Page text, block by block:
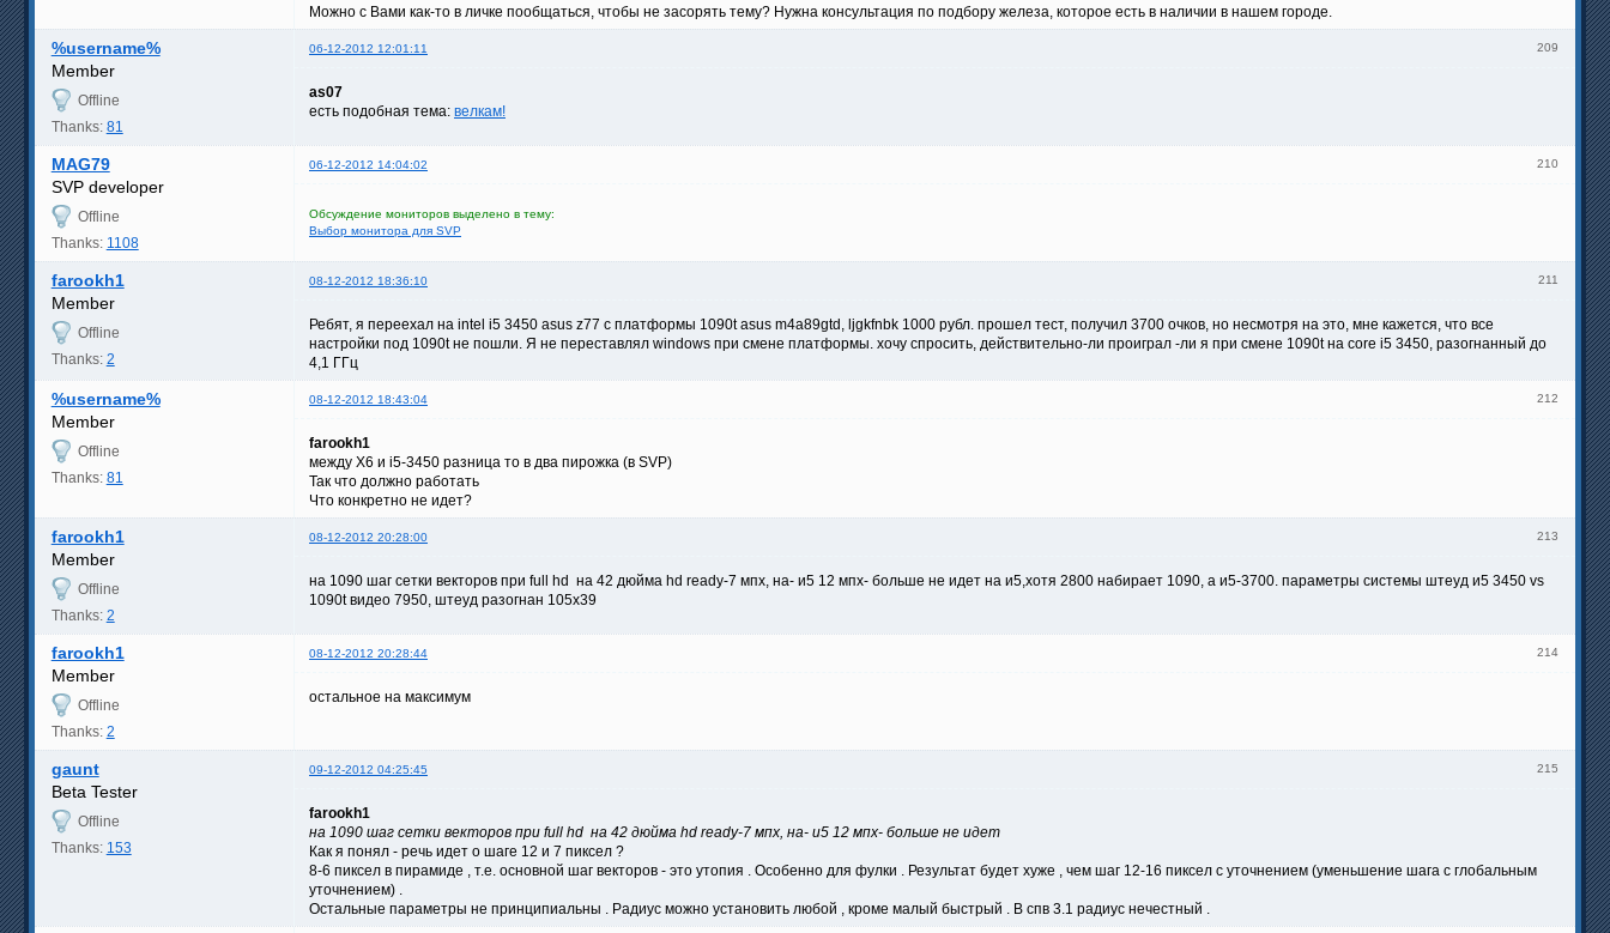
Можно с Вами как-то в личке пообщаться, чтобы не засорять тему? Нужна консультация по подбору железа, которое есть в наличии в нашем городе.
209
%username% 06-12-2012 12:01:11
Member
Offline
Thanks: 81
as07
есть подобная тема: велкам!
210
MAG79 06-12-2012 14:04:02
SVP developer
Offline
Thanks: 1108
Обсуждение мониторов выделено в тему:
Выбор монитора для SVP
211
farookh1 08-12-2012 18:36:10
Member
Offline
Thanks: 2
Ребят, я переехал на intel i5 3450 asus z77 c платформы 1090t asus m4a89gtd, ljgkfnbk 1000 рубл. прошел тест, получил 3700 очков, но несмотря на это, мне кажется, что все
настройки под 1090t не пошли. Я не переставлял windows при смене платформы. хочу спросить, действительно-ли проиграл -ли я при смене 1090t на core i5 3450, разогнанный до
4,1 ГГц
212
%username% 08-12-2012 18:43:04
Member
Offline
Thanks: 81
farookh1
между Х6 и i5-3450 разница то в два пирожка (в SVP)
Так что должно работать
Что конкретно не идет?
213
farookh1 08-12-2012 20:28:00
Member
Offline
Thanks: 2
на 1090 шаг сетки векторов при full hd на 42 дюйма hd ready-7 мпх, на- и5 12 мпх- больше не идет на и5,хотя 2800 набирает 1090, а и5-3700. параметры системы штеуд и5 3450 vs
1090t видео 7950, штеуд разогнан 105х39
214
farookh1 08-12-2012 20:28:44
Member
Offline
Thanks: 2
остальное на максимум
215
gaunt 09-12-2012 04:25:45
Beta Tester
Offline
Thanks: 153
farookh1
на 1090 шаг сетки векторов при full hd на 42 дюйма hd ready-7 мпх, на- и5 12 мпх- больше не идет
Как я понял - речь идет о шаге 12 и 7 пиксел ?
8-6 пиксел в пирамиде , т.е. основной шаг векторов - это утопия . Особенно для фулки . Результат будет хуже , чем шаг 12-16 пиксел с уточнением (уменьшение шага с глобальным
уточнением) .
Остальные параметры не принципиальны . Радиус можно установить любой , кроме малый быстрый . В спв 3.1 радиус нечестный .